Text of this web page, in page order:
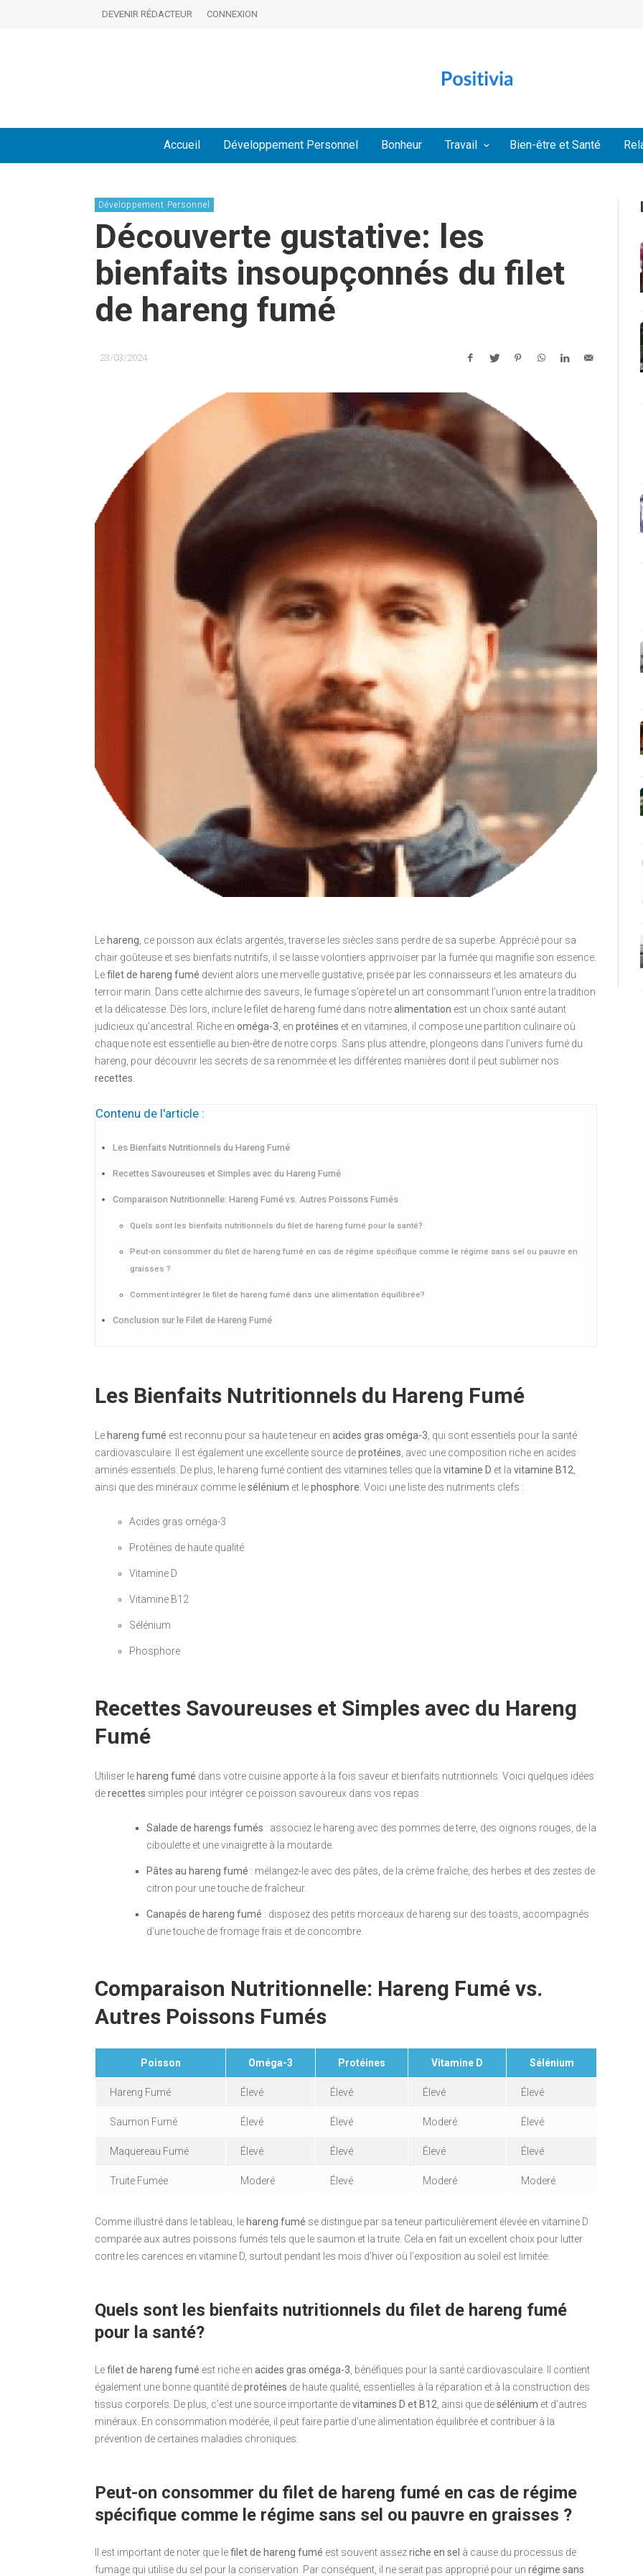
DEVENIR RÉDACTEUR CONNEXION
Accueil Développement Personnel Bonheur Travail Bien-être et Santé
Développement Personnel
Découverte gustative: les
bienfaits insoupçonnés du filet
de hareng fumé
23/03/2024
Le hareng , ce poisson aux éclats argentés, traverse les siècles sans perdre de sa superbe. Apprécié pour sa
chair goûteuse et ses bienfaits nutritifs, il se laisse volontiers apprivoiser par la fumée qui magnifie son essence.
Lefilet de hareng fumé devient alors une merveille gustative, prisée par les connaisseurs et les amateurs du
terroir marin. Dans cette alchimie des saveurs, le fumage s’opère tel un art consommant l’union entre la tradition
et la délicatesse. Dès lors, inclure le filet de hareng fumé dans notrealimentation est un choix santé autant
judicieux qu’ancestral. Riche en oméga-3 , en protéines et en vitamines, il compose une partition culinaire où
chaque note est essentielle au bien-être de notre corps. Sans plus attendre, plongeons dans l’univers fumé du
hareng, pour découvrir les secrets de sa renommée et les différentes manières dont il peut sublimer nos
recettes
Contenu de l'article :
Les Bienfaits Nutritionnels du Hareng Fumé
Recettes Savoureuses et Simples avec du Hareng Fumé
Comparaison Nutritionnelle: Hareng Fumé vs. Autres Poissons Fumés
Quels sont les bienfaits nutritionnels du filet de hareng fumé pour la santé?
Peut-on consommer du filet de hareng fumé en cas de régime spécifique comme le régime sans sel ou pauvre en
graisses ?
Comment intégrer le filet de hareng fumé dans une alimentation équilibrée?
Conclusion sur le Filet de Hareng Fumé
Les Bienfaits Nutritionnels du Hareng Fumé
Le hareng fumé est reconnu pour sa haute teneur en acides gras oméga-3 , qui sont essentiels pour la santé
cardiovasculaire. Il est également une excellente source deprotéines , avec une composition riche en acides
aminés essentiels. De plus, le hareng fumé contient des vitamines telles que la vitamine D et la vitamine B12
ainsi que des minéraux comme lesélénium et lephosphore . Voici une liste des nutriments clefs :
Acides gras oméga-3
Protéines de haute qualité
Vitamine D
Vitamine B12
Sélénium
Phosphore
Recettes Savoureuses et Simples avec du Hareng
Fumé
Utiliser le hareng fumé dans votre cuisine apporte à la fois saveur et bienfaits nutritionnels. Voici quelques idées
derecettes simples pour intégrer ce poisson savoureux dans vos repas :
Salade de harengs fumés : associez le hareng avec des pommes de terre, des oignons rouges, de la
ciboulette et une vinaigrette à la moutarde.
Pâtes au hareng fumé : mélangez-le avec des pâtes, de la crème fraîche, des herbes et des zestes de
citron pour une touche de fraîcheur.
Canapés de hareng fumé : disposez des petits morceaux de hareng sur des toasts, accompagnés
d’une touche de fromage frais et de concombre.
Comparaison Nutritionnelle: Hareng Fumé vs.
Autres Poissons Fumés
Poisson Oméga-3 Protéines Vitamine D Sélénium
Hareng Fumé Élevé Élevé Élevé Élevé
Saumon Fumé Élevé Élevé Moderé Élevé
Maquereau Fumé Élevé Élevé Élevé Élevé
Truite Fumée Moderé Élevé Moderé Moderé
Comme illustré dans le tableau, le hareng fumé se distingue par sa teneur particulièrement élevée en vitamine D
comparée aux autres poissons fumés tels que le saumon et la truite. Cela en fait un excellent choix pour lutter
contre les carences en vitamine D, surtout pendant les mois d’hiver où l’exposition au soleil est limitée.
Quels sont les bienfaits nutritionnels du filet de hareng fumé
pour la santé?
Lefilet de hareng fumé est riche en acides gras oméga-3 , bénéfiques pour la santé cardiovasculaire. Il contient
également une bonne quantité deprotéines de haute qualité, essentielles à la réparation et à la construction des
tissus corporels. De plus, c’est une source importante devitamines D et B12 , ainsi que desélénium et d’autres
minéraux. En consommation modérée, il peut faire partie d’une alimentation équilibrée et contribuer à la
prévention de certaines maladies chroniques.
Peut-on consommer du filet de hareng fumé en cas de régime
spécifique comme le régime sans sel ou pauvre en graisses ?
Il est important de noter que lefilet de hareng fumé est souvent assezriche en sel à cause du processus de
fumage qui utilise du sel pour la conservation. Par conséquent, il ne serait pas approprié pour un régime sans